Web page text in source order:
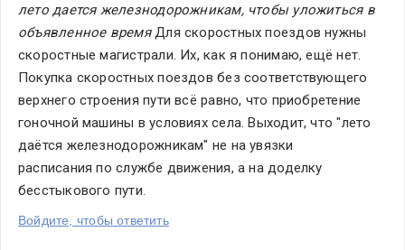
лето дается железнодорожникам, чтобы уложиться в
объявленное время Для скоростных поездов нужны
скоростные магистрали. Их, как я понимаю, ещё нет.
Покупка скоростных поездов без соответствующего
верхнего строения пути всё равно, что приобретение
гоночной машины в условиях села. Выходит, что "лето
даётся железнодорожникам" не на увязки
расписания по службе движения, а на доделку
бесстыкового пути.
Войдите, чтобы ответить